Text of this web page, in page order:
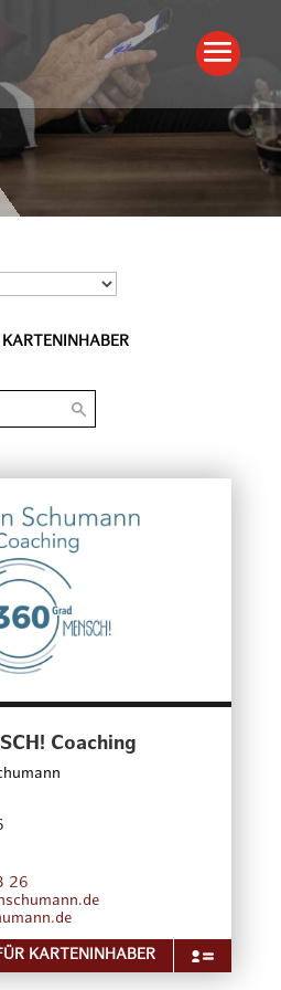
Coaching
26
KARTENINHABER